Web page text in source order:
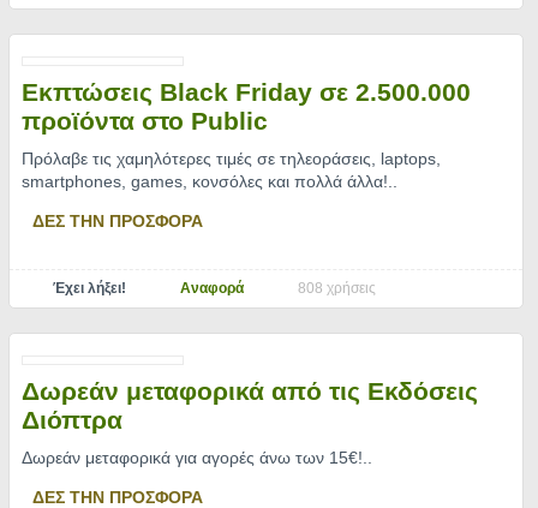
Εκπτώσεις Black Friday σε 2.500.000
προϊόντα στο Public
Πρόλαβε τις χαμηλότερες τιμές σε τηλεοράσεις, laptops,
smartphones, games, κονσόλες και πολλά άλλα!
ΔΕΣ ΤΗΝ ΠΡΟΣΦΟΡΑ
Έχει λήξει! Αναφορά 808 χρήσεις
Δωρεάν μεταφορικά από τις Εκδόσεις
Διόπτρα
Δωρεάν μεταφορικά για αγορές άνω των 15€!
ΔΕΣ ΤΗΝ ΠΡΟΣΦΟΡΑ